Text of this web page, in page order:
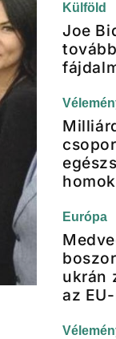
Külföld
Joe
Európa
ukrán
az